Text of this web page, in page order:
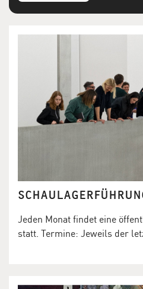
Jeden Monat findet eine
statt. Termine: Jeweils der